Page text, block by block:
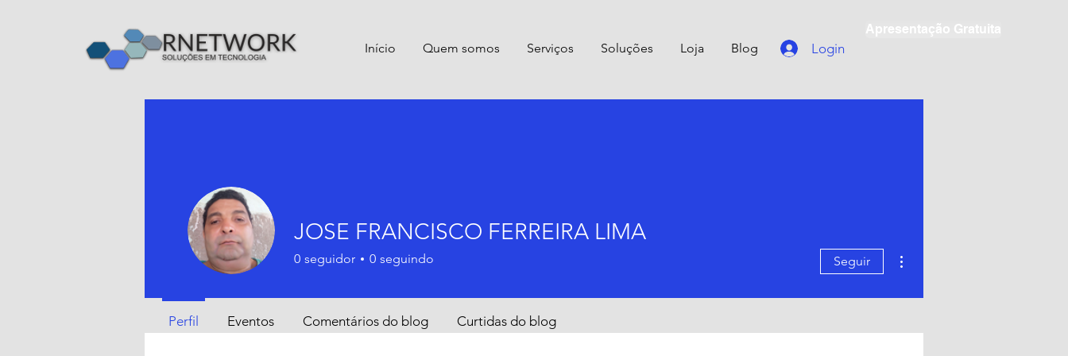
Início Quem somos Serviços Soluções Loja Blog Login
Apresentação Gratuita
JOSE FRANCISCO FERREIRA LIMA
0 seguidor 0 seguindo Seguir
Perfil Eventos Comentários do blog Curtidas do blog